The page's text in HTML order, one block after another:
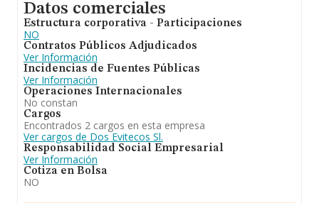
Datos comerciales
Estructura corporativa - Participaciones
NO
Contratos Públicos Adjudicados
Ver Información
Incidencias de Fuentes Públicas
Ver Información
Operaciones Internacionales
No constan
Cargos
Encontrados 2 cargos en esta empresa
Ver cargos de Dos Evitecos Sl.
Responsabilidad Social Empresarial
Ver Información
Cotiza en Bolsa
NO